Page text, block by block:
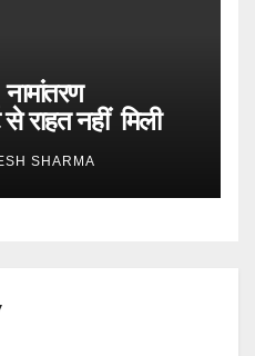
से राहत नहीं मिली
SHARMA